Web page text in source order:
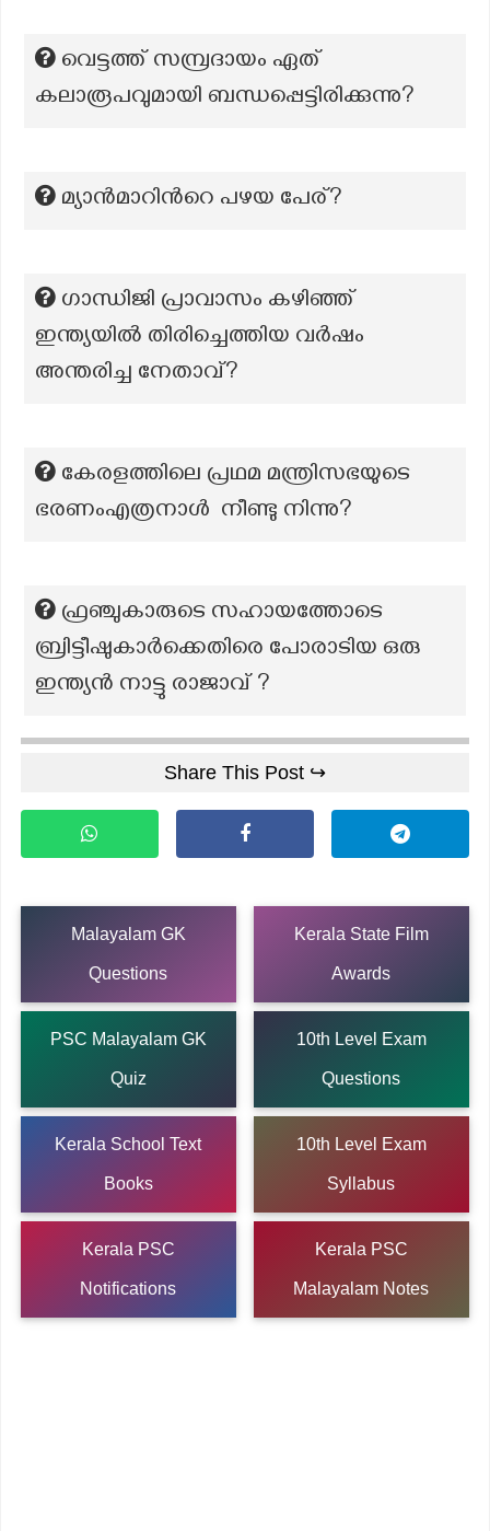
വെട്ടത്ത് സമ്പ്രദായം ഏത്
കലാരൂപവുമായി ബന്ധപ്പെട്ടിരിക്കുന്നു?
മ്യാന്‍മാറിന്‍റെ പഴയ പേര്?
ഗാന്ധിജി പ്രാവാസം കഴിഞ്ഞ്
ഇന്ത്യയിൽ തിരിച്ചെത്തിയ വർഷം
അന്തരിച്ച നേതാവ്?
കേരളത്തിലെ പ്രഥമ മന്ത്രിസഭയുടെ
ഭരണംഎത്രനാൾ നീണ്ടു നിന്നു?
ഫ്രഞ്ചുകാരുടെ സഹായത്തോടെ
ബ്രിട്ടീഷുകാർക്കെതിരെ പോരാടിയ ഒരു
ഇന്ത്യൻ നാട്ടു രാജാവ് ?
Share This Post ↪
Malayalam GK
Questions
Kerala State Film
Awards
PSC Malayalam GK
Quiz
10th Level Exam
Questions
Kerala School Text
Books
10th Level Exam
Syllabus
Kerala PSC
Notifications
Kerala PSC
Malayalam Notes